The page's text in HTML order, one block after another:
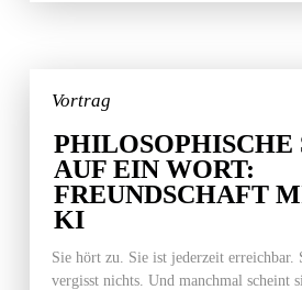
Vortrag
PHILOSOPHISCHE
AUF EIN WORT:
FREUNDSCHAFT
KI
Sie hört zu. Sie ist jederzeit
vergisst nichts. Und manchmal scheint